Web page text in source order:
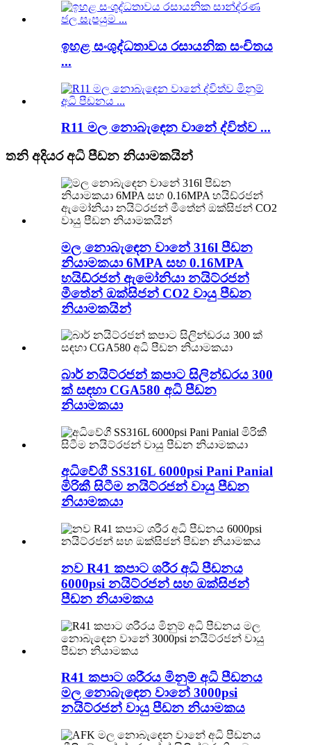
ඉහළ සංශුද්ධතාවය රසායනික සංචිතය
...
R11 මල නොබැඳෙන වානේ ද්විත්ව ...
තනි අදියර අධි පීඩන නියාමකයින්
මල නොබැඳෙන වානේ 316l පීඩන
නියාමකයා 6MPA සහ 0.16MPA
හයිඩ්රජන් ඇමෝනියා නයිට්රජන්
මීතේන් ඔක්සිජන් CO2 වායු පීඩන
නියාමකයින්
බාර් නයිට්රජන් කපාට සිලින්ඩරය 300
ක් සඳහා CGA580 අධි පීඩන
නියාමකයා
අධිවේගී SS316L 6000psi Pani Panial
මිරිකී සිටීම නයිට්රජන් වායු පීඩන
නියාමකයා
නව R41 කපාට ශරීර අධි පීඩනය
6000psi නයිට්රජන් සහ ඔක්සිජන්
පීඩන නියාමකය
R41 කපාට ශරීරය මිනුම් අධි පීඩනය
මල නොබැඳෙන වානේ 3000psi
නයිට්රජන් වායු පීඩන නියාමකය